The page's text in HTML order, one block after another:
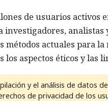
de usuarios
actuales para
aspectos éticos y las
y el análisis de datos
de privacidad de los